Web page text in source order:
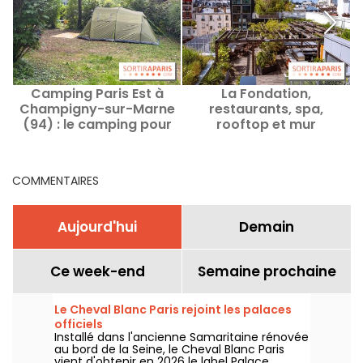
Camping Paris Est à
Champigny-sur-Marne
(94) : le camping pour
La Fondation,
restaurants, spa,
rooftop et mur
COMMENTAIRES
Aujourd'hui Demain
Ce week-end Semaine prochaine
Le Cheval Blanc Paris rejoint les palaces
officiels
Installé dans l'ancienne Samaritaine rénovée
au bord de la Seine, le Cheval Blanc Paris